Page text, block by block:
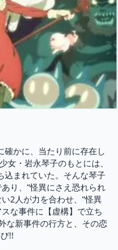
確かに、当たり前に存在し
女・岩永琴子のもとには、
込まれていた。そんな琴子
り、“怪異にさえ恐れられ
2人が力を合わせ、“怪異
な事件に【虚構】で立ち
な新事件の行方と、その恋
!!